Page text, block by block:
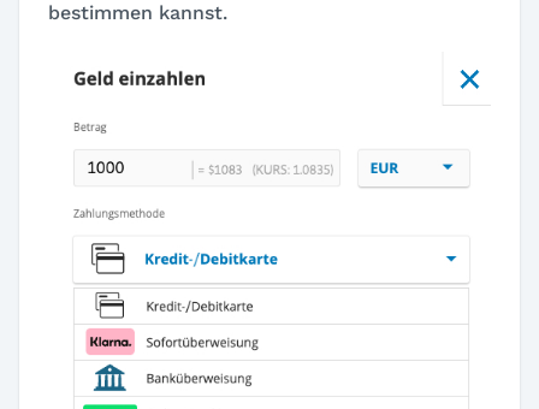
bestimmen kannst.